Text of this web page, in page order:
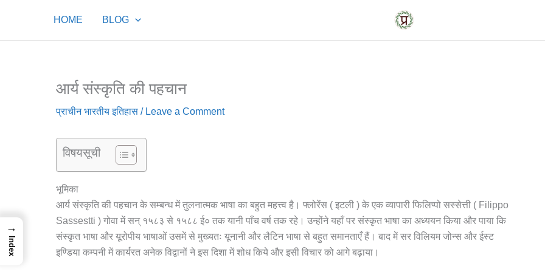
content
HOME BLOG
आर्य संस्कृति की पहचान
प्राचीन भारतीय इतिहास / Leave a Comment
विषयसूची
भूमिका
आर्य संस्कृति की पहचान के सम्बन्ध में तुलनात्मक भाषा का बहुत महत्त्व है। फ्लोरेंस ( इटली ) के एक व्यापारी फिलिप्पो सस्सेत्ती ( Filippo
Sassestti ) गोवा में सन् १५८३ से १५८८ ई० तक यानी पाँच वर्ष तक रहे। उन्होंने यहाँ पर संस्कृत भाषा का अध्ययन किया और पाया कि
संस्कृत भाषा और यूरोपीय भाषाओं उसमें से मुख्यतः यूनानी और लैटिन भाषा से बहुत समानताएँ हैं। बाद में सर विलियम जोन्स और ईस्ट
इण्डिया कम्पनी में कार्यरत अनेक विद्वानों ने इस दिशा में शोध किये और इसी विचार को आगे बढ़ाया।
→
Index